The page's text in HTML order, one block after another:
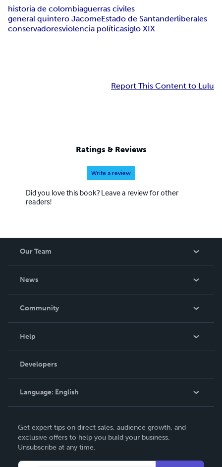
historia de colombiaguerras civiles
general quintero JacomeEstado de Santanderliberales
conservadoresviolencia políticasiglo XIX
Report This Content to Lulu
Ratings & Reviews
Write a review
Did you love this book? Leave a review for other
readers!
Our Team
News
In The News
Community
Podcast
Help
Order Lookup
Knowledge Base
Contact Support
Developers
Language: English
Deutsch
Français
Get expert tips on direct sales, audience growth, and
exclusive offers to help you build your business.
Unsubscribe at any time.